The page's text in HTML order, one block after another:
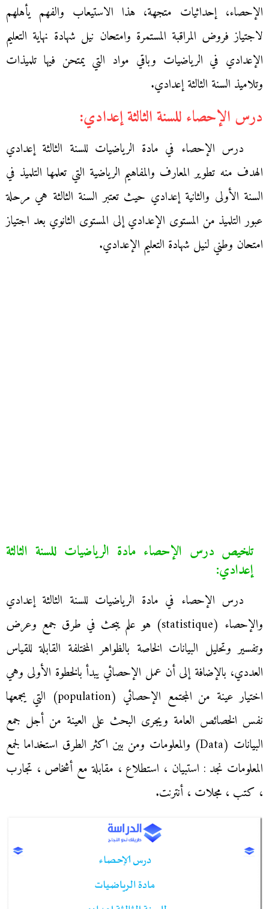
الإحصاء، إحداثيات متجهة، هذا الاستيعاب والفهم يأهلهم
لاجتياز فروض المراقبة المستمرة وامتحان نيل شهادة نهاية التعليم
الإعدادي في الرياضيات وباقي مواد التي يمتحن فيها تلميذات
وتلاميذ السنة الثالثة إعدادي.
درس الإحصاء للسنة الثالثة إعدادي:
درس الإحصاء في مادة الرياضيات للسنة الثالثة إعدادي
الهدف منه تطوير المعارف والمفاهيم الرياضية التي تعلمها التلميذ في
السنة الأولى والثانية إعدادي حيث تعتبر السنة الثالثة هي مرحلة
عبور التلميذ من المستوى الإعدادي إلى المستوى الثانوي بعد اجتياز
امتحان وطني لنيل شهادة التعليم الإعدادي.
تلخيص درس الإحصاء مادة الرياضيات للسنة الثالثة
إعدادي:
درس الإحصاء في مادة الرياضيات للسنة الثالثة إعدادي
والإحصاء (statistique) هو علم يبحث في طرق جمع وعرض
وتفسير وتحليل البيانات الخاصة بالظواهر المختلفة القابلة للقياس
العددي، بالإضافة إلى أن عمل الإحصائي يبدأ بالخطوة الأولى وهي
اختيار عينة من المجتمع الإحصائي (population) التي يجمعها
نفس الخصائص العامة ويجرى البحث على العينة من أجل جمع
البيانات (Data) والمعلومات ومن بين اكثر الطرق استخداما لجمع
المعلومات نجد : استبيان ، استطلاع ، مقابلة مع أشخاص ، تجارب
، كتب ، مجلات ، أنترنت.